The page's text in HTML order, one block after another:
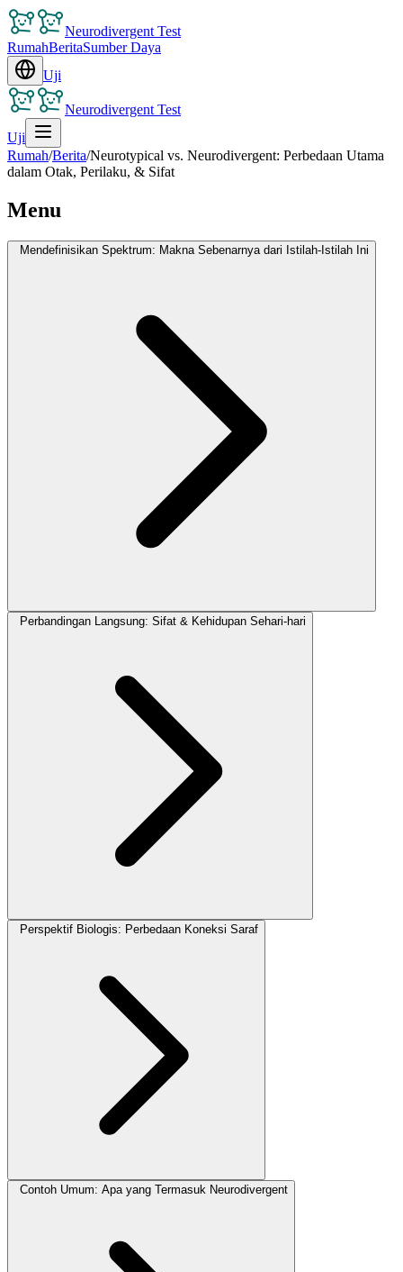
Neurodivergent Test
RumahBeritaSumber Daya
Uji
Neurodivergent Test
Uji
Rumah/Berita/Neurotypical vs. Neurodivergent: Perbedaan Utama
dalam Otak, Perilaku, & Sifat
Menu
Mendefinisikan Spektrum: Makna Sebenarnya dari Istilah-Istilah Ini
Perbandingan Langsung: Sifat & Kehidupan Sehari-hari
Perspektif Biologis: Perbedaan Koneksi Saraf
Contoh Umum: Apa yang Termasuk Neurodivergent